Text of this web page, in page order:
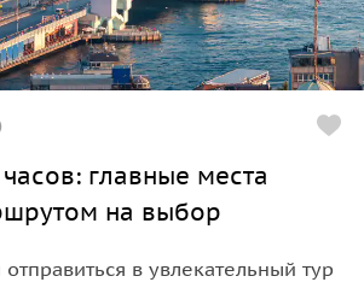
главные места
на выбор
в увлекательный тур